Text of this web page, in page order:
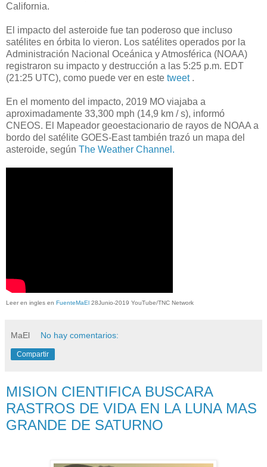
California.
El impacto del asteroide fue tan poderoso que incluso
satélites en órbita lo vieron. Los satélites operados por la
Administración Nacional Oceánica y Atmosférica (NOAA)
registraron su impacto y destrucción a las 5:25 p.m. EDT
(21:25 UTC), como puede ver en este tweet .
En el momento del impacto, 2019 MO viajaba a
aproximadamente 33,300 mph (14,9 km / s), informó
CNEOS. El Mapeador geoestacionario de rayos de NOAA a
bordo del satélite GOES-East también trazó un mapa del
asteroide, según The Weather Channel.
Leer en ingles en FuenteMaEl 28Junio-2019 YouTube/TNC Network
MaEl No hay comentarios:
Compartir
MISION CIENTIFICA BUSCARA
RASTROS DE VIDA EN LA LUNA MAS
GRANDE DE SATURNO